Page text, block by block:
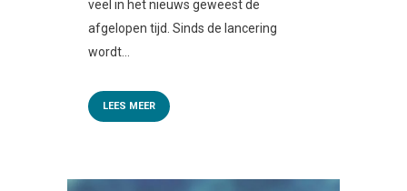
veel in het nieuws geweest de
afgelopen tijd. Sinds de lancering
wordt...
LEES MEER